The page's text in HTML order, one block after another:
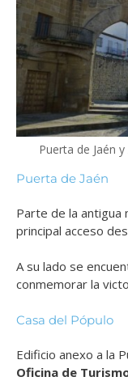
Puerta de Jaén
Puerta de Jaén
Parte de la antigua
principal acceso
A su lado se
conmemorar la
Casa del Pópulo
Edificio anexo a la
Oficina de